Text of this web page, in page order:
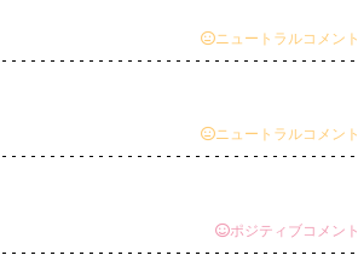
ニュートラルコメント
ニュートラルコメント
ポジティブコメント